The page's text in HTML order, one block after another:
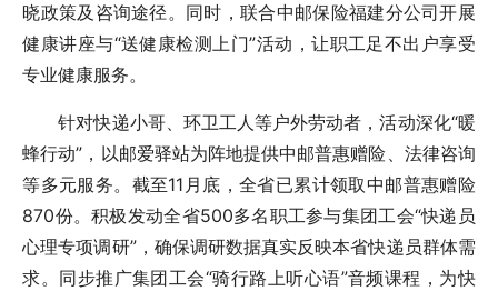
晓政策及咨询途径。同时，联合中邮保险福建分公司开展
健康讲座与“送健康检测上门”活动，让职工足不出户享受
专业健康服务。
针对快递小哥、环卫工人等户外劳动者，活动深化“暖
蜂行动”，以邮爱驿站为阵地提供中邮普惠赠险、法律咨询
等多元服务。截至11月底，全省已累计领取中邮普惠赠险
870份。积极发动全省500多名职工参与集团工会“快递员
心理专项调研”，确保调研数据真实反映本省快递员群体需
求。同步推广集团工会“骑行路上听心语”音频课程，为快